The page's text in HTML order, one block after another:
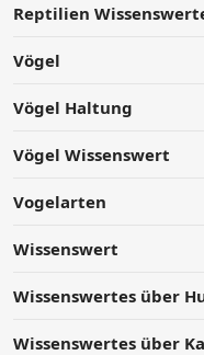
Reptilien
Vögel
Vögel Haltung
Vögel Wissenswert
Vogelarten
Wissenswert
Wissenswertes über
Wissenswertes über